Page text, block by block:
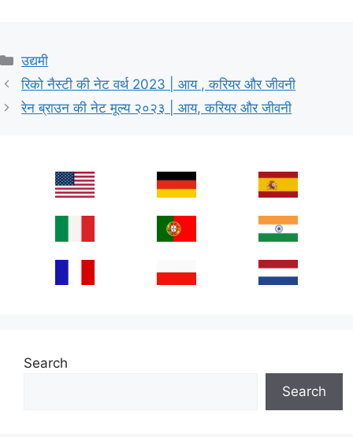
Categories
उद्यमी
रिको नैस्टी की नेट वर्थ 2023 | आय , करियर और जीवनी
रेन ब्राउन की नेट मूल्य २०२३ | आय, करियर और जीवनी
Search
Search